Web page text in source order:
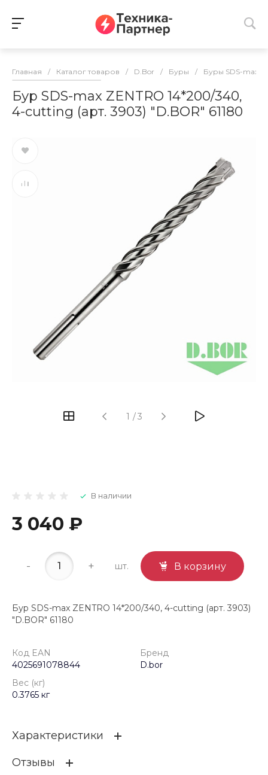
Главная / Каталог товаров / D.Bor / Буры / Буры SDS-max
Бур SDS-max ZENTRO 14*200/340,
4-cutting (арт. 3903) "D.BOR" 61180
1 /3
В наличии
3 040 ₽
- + шт. В корзину
Бур SDS-max ZENTRO 14*200/340, 4-cutting (арт. 3903)
"D.BOR" 61180
Код EAN
4025691078844
Бренд
D.bor
Вес (кг)
0.3765 кг
Характеристики
Код EAN
Отзывы